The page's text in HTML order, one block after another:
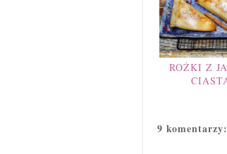
ROŻKI Z
9 komentarzy: